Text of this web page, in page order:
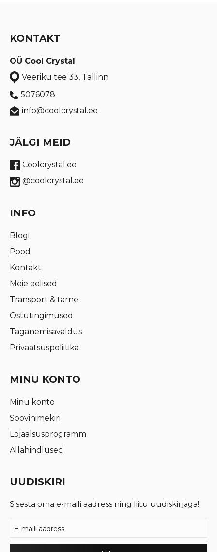
KONTAKT
OÜ Cool Crystal
Veeriku tee 33, Tallinn
5076078
info@coolcrystal.ee
JÄLGI MEID
Coolcrystal.ee
@coolcrystal.ee
INFO
Blogi
Pood
Kontakt
Meie eelised
Transport & tarne
Ostutingimused
Taganemisavaldus
Privaatsuspoliitika
MINU KONTO
Minu konto
Soovinimekiri
Lojaalsusprogramm
Allahindlused
UUDISKIRI
Sisesta oma e-maili aadress ning liitu uudiskirjaga!